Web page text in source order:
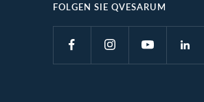
FOLGEN SIE QVESARUM